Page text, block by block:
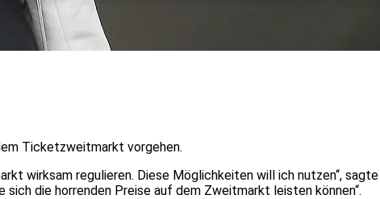
Ticketzweitmarkt vorgehen.
wirksam regulieren. Diese Möglichkeiten will ich nutzen“, sagte
die horrenden Preise auf dem Zweitmarkt leisten können“.